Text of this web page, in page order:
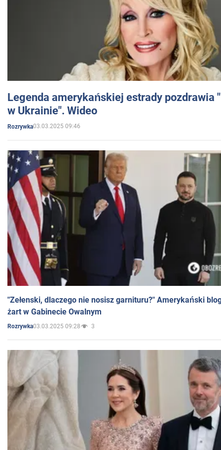
Legenda amerykańskiej estrady pozdrawia
w Ukrainie". Wideo
Rozrywka03.03.2025 09:46
"Zełenski, dlaczego nie nosisz garnituru?" Amerykański
żart w Gabinecie Owalnym
Rozrywka03.03.2025 09:28 3